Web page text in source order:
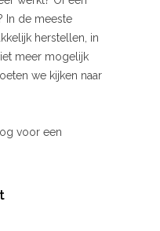
In de meeste
herstellen, in
meer mogelijk
we kijken naar
voor een